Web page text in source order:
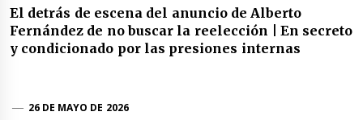
El detrás de escena del anuncio de Alberto
Fernández de no buscar la reelección | En secreto
y condicionado por las presiones internas
26 DE MAYO DE 2026